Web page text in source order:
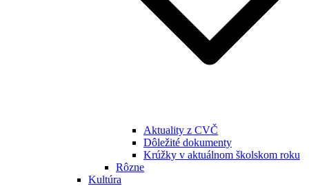
Aktuality z CVČ
Dôležité dokumenty
Krúžky v aktuálnom školskom roku
Rôzne
Kultúra